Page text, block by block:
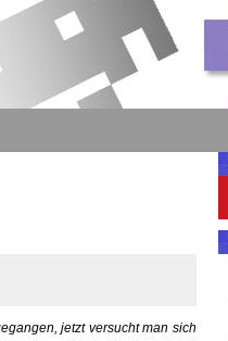
jetzt versucht man sich